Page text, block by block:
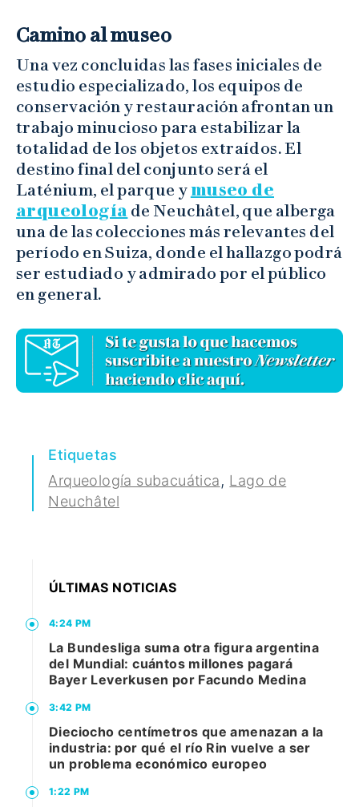
Camino al museo
Una vez concluidas las fases iniciales de
estudio especializado, los equipos de
conservación y restauración afrontan un
trabajo minucioso para estabilizar la
totalidad de los objetos extraídos. El
destino final del conjunto será el
Laténium, el parque ymuseo de
arqueología de Neuchâtel, que alberga
una de las colecciones más relevantes del
período en Suiza, donde el hallazgo podrá
ser estudiado y admirado por el público
en general.
Etiquetas
Arqueología subacuática, Lago de
Neuchâtel
ÚLTIMAS NOTICIAS
4:24 PM
La Bundesliga suma otra figura argentina
del Mundial: cuántos millones pagará
Bayer Leverkusen por Facundo Medina
3:42 PM
Dieciocho centímetros que amenazan a la
industria: por qué el río Rin vuelve a ser
un problema económico europeo
1:22 PM